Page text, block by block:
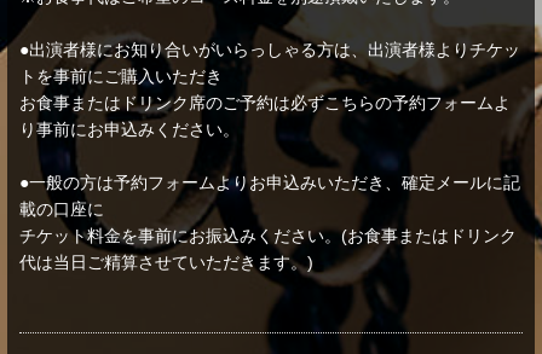
●出演者様にお知り合いがいらっしゃる方は、出演者様よりチケッ
トを事前にご購入いただき
お食事またはドリンク席のご予約は必ずこちらの予約フォームよ
り事前にお申込みください。
●一般の方は予約フォームよりお申込みいただき、確定メールに記
載の口座に
チケット料金を事前にお振込みください。(お食事またはドリンク
代は当日ご精算させていただきます。)